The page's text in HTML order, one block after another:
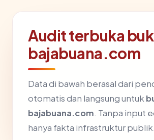
Audit terbuka
bajabuana.com
Data di bawah berasal dari
otomatis dan langsung untuk
bajabuana.com. Tanpa input
hanya fakta infrastruktur publik.